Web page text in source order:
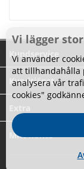
Kundservice
Kundtjänst
Mitt konto
Vi lägger
Vi använder
att tillhandahålla
analysera vår
cookies"